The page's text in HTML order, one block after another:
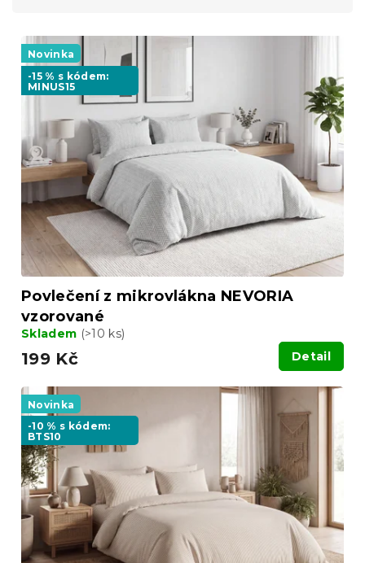
p
d
ů
p
o
d
u
k
ů
Novinka
-15 % s kódem:
MINUS15
Povlečení z mikrovlákna NEVORIA
vzorované
Skladem (>10 ks)
199 Kč Detail
Novinka
-10 % s kódem:
BTS10